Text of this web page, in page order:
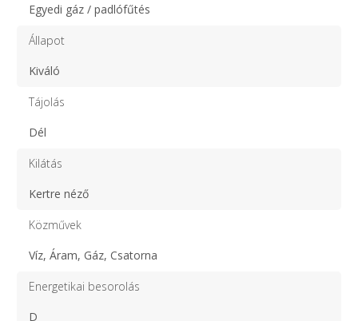
Egyedi gáz / padlófűtés
Állapot
Kiváló
Tájolás
Dél
Kilátás
Kertre néző
Közművek
Víz, Áram, Gáz, Csatorna
Energetikai besorolás
D